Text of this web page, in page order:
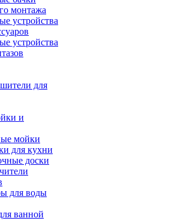
монтажа
устройства
устройства
для
и
мойки
для кухни
доски
для воды
ванной